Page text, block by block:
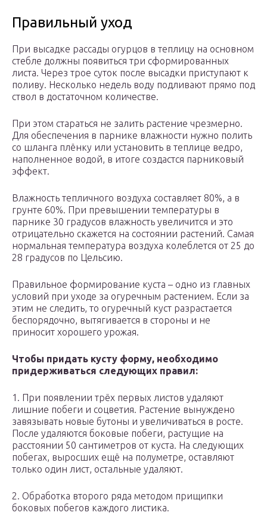
Правильный уход
При высадке рассады огурцов в теплицу на основном
стебле должны появиться три сформированных
листа. Через трое суток после высадки приступают к
поливу. Несколько недель воду подливают прямо под
ствол в достаточном количестве.
При этом стараться не залить растение чрезмерно.
Для обеспечения в парнике влажности нужно полить
со шланга плёнку или установить в теплице ведро,
наполненное водой, в итоге создастся парниковый
эффект.
Влажность тепличного воздуха составляет 80%, а в
грунте 60%. При превышении температуры в
парнике 30 градусов влажность увеличится и это
отрицательно скажется на состоянии растений. Самая
нормальная температура воздуха колеблется от 25 до
28 градусов по Цельсию.
Правильное формирование куста – одно из главных
условий при уходе за огуречным растением. Если за
этим не следить, то огуречный куст разрастается
беспорядочно, вытягивается в стороны и не
приносит хорошего урожая.
Чтобы придать кусту форму, необходимо
придерживаться следующих правил:
1. При появлении трёх первых листов удаляют
лишние побеги и соцветия. Растение вынуждено
завязывать новые бутоны и увеличиваться в росте.
После удаляются боковые побеги, растущие на
расстоянии 50 сантиметров от куста. На следующих
побегах, выросших ещё на полуметре, оставляют
только один лист, остальные удаляют.
2. Обработка второго ряда методом прищипки
боковых побегов каждого листика.